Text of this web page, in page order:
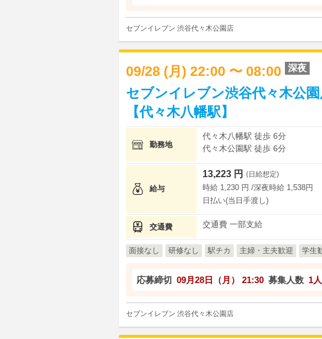
セブンイレブン 渋谷代々木公園店
09/28 (月) 22:00 〜 08:00 深夜
セブンイレブン渋谷代々木公
【代々木八幡駅】
勤務地
代々木八幡駅 徒歩 6分
代々木公園駅 徒歩 6分
給与
13,223 円 (日給想定)
時給 1,230 円 /深夜時給 1,538円
日払い(当日手渡し)
交通費 交通費 一部支給
面接なし 研修なし 駅チカ 主婦・主夫歓迎 学生
応募締切 09月28日（月） 21:30 募集人数 1人
セブンイレブン 渋谷代々木公園店